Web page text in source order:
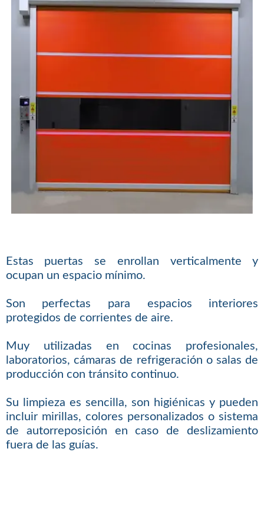
Estas puertas se enrollan verticalmente y
ocupan un espacio mínimo.
Son perfectas para espacios interiores
protegidos de corrientes de aire.
Muy utilizadas en cocinas profesionales,
laboratorios, cámaras de refrigeración o salas de
producción con tránsito continuo.
Su limpieza es sencilla, son higiénicas y pueden
incluir mirillas, colores personalizados o sistema
de autorreposición en caso de deslizamiento
fuera de las guías.